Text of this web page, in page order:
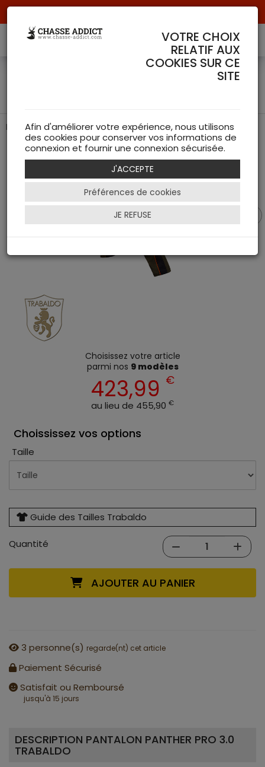
Pantalon Panther Pro 3.0
Pantalon de Chasse de chez Trabaldo
Choisissez votre article
parmi nos 9 modèles
423,99 €
au lieu de 455,90 €
Choississez vos options
Taille
Guide des Tailles Trabaldo
Quantité
AJOUTER AU PANIER
3 personne(s) regarde(nt) cet article
Paiement Sécurisé
Satisfait ou Remboursé
jusqu'à 15 jours
DESCRIPTION PANTALON PANTHER PRO 3.0
TRABALDO
VOTRE CHOIX
RELATIF AUX
COOKIES SUR CE
SITE
Afin d'améliorer votre expérience, nous utilisons
des cookies pour conserver vos informations de
connexion et fournir une connexion sécurisée.
J'ACCEPTE
Préférences de cookies
JE REFUSE